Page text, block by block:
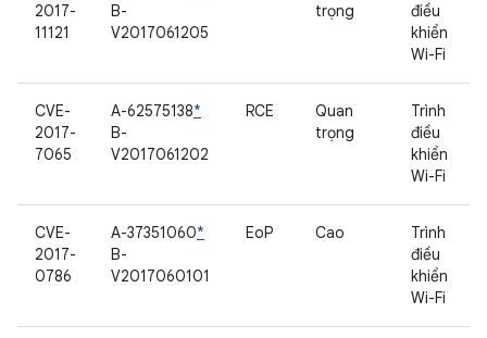
2017-
11121
B-
V2017061205
trọng
điều
khiển
Wi-Fi
CVE-
2017-
7065
A-62575138*
B-
V2017061202
RCE
Quan
trọng
Trình
điều
khiển
Wi-Fi
CVE-
2017-
0786
A-37351060*
B-
V2017060101
EoP Cao
Trình
điều
khiển
Wi-Fi